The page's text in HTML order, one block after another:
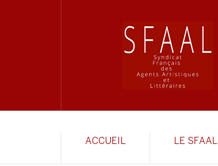
ACCUEIL LE SFAAL